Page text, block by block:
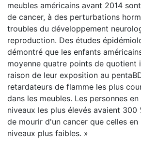
meubles américains avant 2014
de cancer, à des perturbations
troubles du développement
reproduction. Des études
démontré que les enfants
moyenne quatre points de quotient
raison de leur exposition au
retardateurs de flamme les plus
dans les meubles. Les personnes
niveaux les plus élevés avaient 300
de mourir d'un cancer que celles
niveaux plus faibles. »